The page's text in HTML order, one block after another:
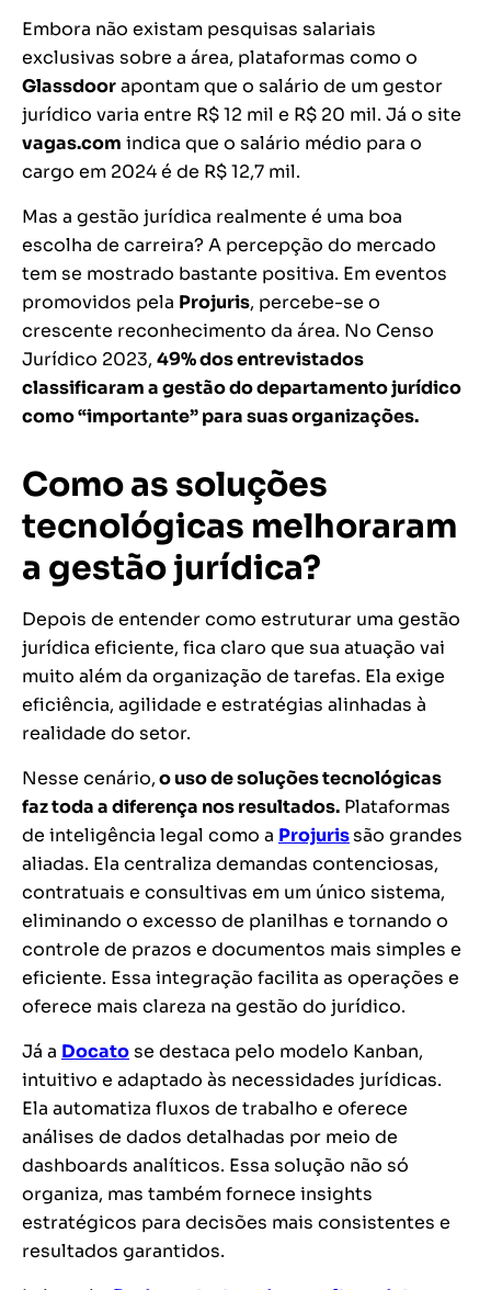
Embora não existam pesquisas salariais
exclusivas sobre a área, plataformas como o
Glassdoorapontam que o salário de um gestor
jurídico varia entre R$ 12 mil e R$ 20 mil. Já o site
vagas.com indica que o salário médio para o
cargo em 2024 é de R$ 12,7 mil.
Mas a gestão jurídica realmente é uma boa
escolha de carreira? A percepção do mercado
tem se mostrado bastante positiva. Em eventos
promovidos pela Projuris, percebe-se o
crescente reconhecimento da área. No Censo
Jurídico 2023, 49% dos entrevistados
classificaram a gestão do departamento jurídico
como “importante” para suas organizações.
Como as soluções
tecnológicas melhoraram
a gestão jurídica?
Depois de entender como estruturar uma gestão
jurídica eficiente, fica claro que sua atuação vai
muito além da organização de tarefas. Ela exige
eficiência, agilidade e estratégias alinhadas à
realidade do setor.
Nesse cenário,o uso de soluções tecnológicas
faz toda a diferença nos resultados. Plataformas
de inteligência legal como a Projurissão grandes
aliadas. Ela centraliza demandas contenciosas,
contratuais e consultivas em um único sistema,
eliminando o excesso de planilhas e tornando o
controle de prazos e documentos mais simples e
eficiente. Essa integração facilita as operações e
oferece mais clareza na gestão do jurídico.
Já a Docatose destaca pelo modelo Kanban,
intuitivo e adaptado às necessidades jurídicas.
Ela automatiza fluxos de trabalho e oferece
análises de dados detalhadas por meio de
dashboards analíticos. Essa solução não só
organiza, mas também fornece insights
estratégicos para decisões mais consistentes e
resultados garantidos.